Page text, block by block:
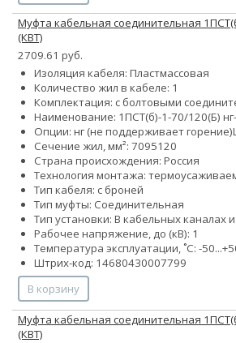
Муфта кабельная соединительная
(КВТ)
2709.61 руб.
Изоляция кабеля: Пластмассовая
Количество жил в кабеле: 1
Комплектация: с болтовыми
Наименование: 1ПСТ(б)-1-70/120(Б)
Опции: нг (не поддерживает горение)
Сечение жил, мм²: 7095120
Страна происхождения: Россия
Технология монтажа:
Тип кабеля: с броней
Тип муфты: Соединительная
Тип установки: В кабельных каналах и
Рабочее напряжение, до (кВ): 1
Температура эксплуатации, ˚С: -
Штрих-код: 14680430007799
В корзину
Муфта кабельная соединительная
(КВТ)